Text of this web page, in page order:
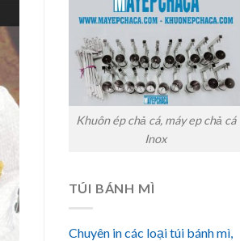
Khuôn ép chả cá, máy ep chả cá
Inox
TÚI BÁNH MÌ
Chuyên in các loại túi bánh mì,